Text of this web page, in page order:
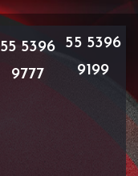
55 5396
9777
55 5396
9199